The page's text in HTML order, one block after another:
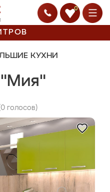
0
КУХНИ
"Мия"
0 голосов)